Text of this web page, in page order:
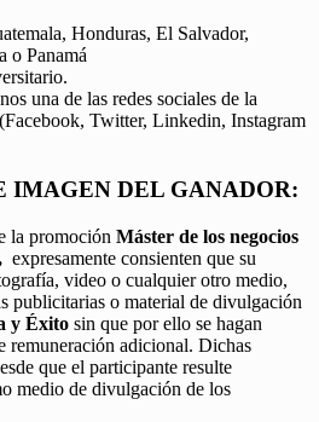
Honduras, El Salvador,
o Panamá
una de las redes sociales de la
Twitter, Linkedin, Instagram
IMAGEN DEL GANADOR:
la promoción Máster de los negocios
expresamente consienten que su
video o cualquier otro medio,
publicitarias o material de divulgación
y Éxito sin que por ello se hagan
remuneración adicional. Dichas
que el participante resulte
medio de divulgación de los